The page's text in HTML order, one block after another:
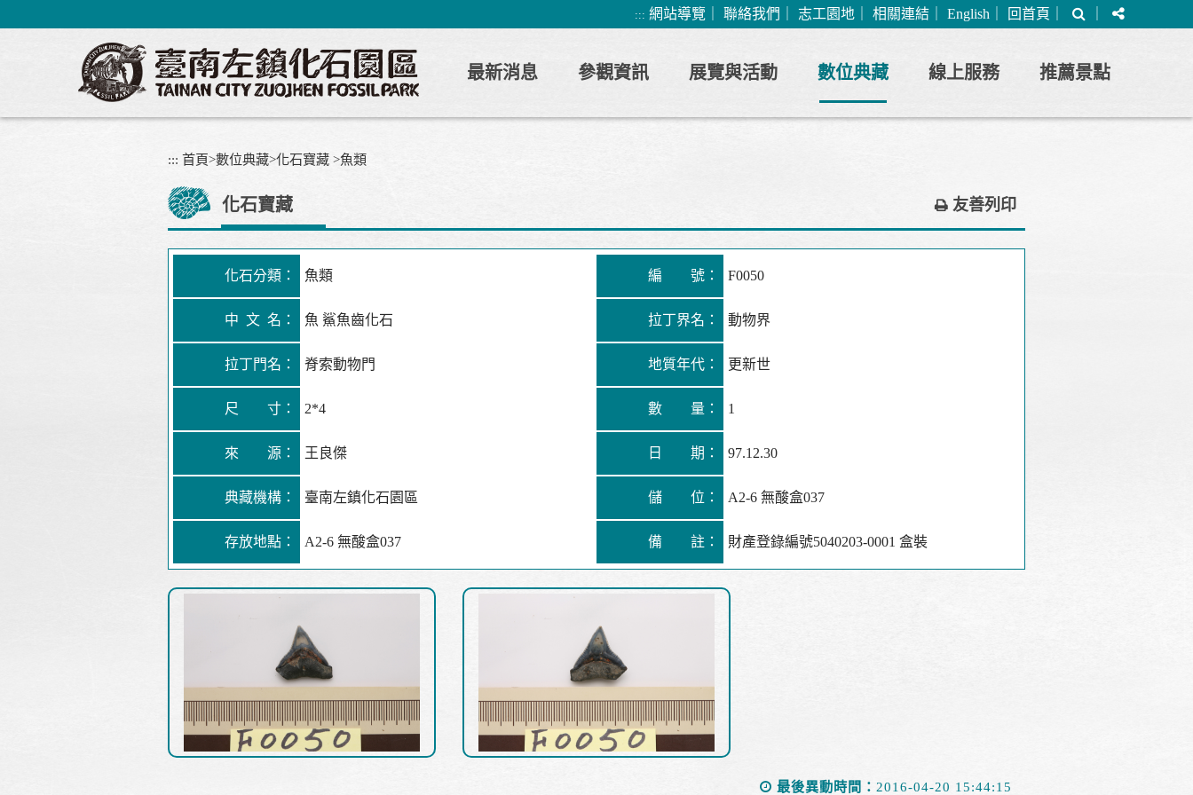
到
區
::: 網站導覽 聯絡我們 志工園地 相關連結 English 回首頁
尋
分
享
最新消息 參觀資訊 展覽與活動 數位典藏 線上服務 推薦景點
::: 首頁>數位典藏>化石寶藏 >魚類
化石寶藏 友善列印
化石分類： 魚類 編 號： F0050
中 文 名： 魚 鯊魚齒化石 拉丁界名： 動物界
拉丁門名： 脊索動物門 地質年代： 更新世
尺 寸： 2*4 數 量： 1
來 源： 王良傑 日 期： 97.12.30
典藏機構： 臺南左鎮化石園區 儲 位： A2-6 無酸盒037
存放地點： A2-6 無酸盒037 備 註： 財產登錄編號5040203-0001 盒裝
最後異動時間： 2016-04-20 15:44:15